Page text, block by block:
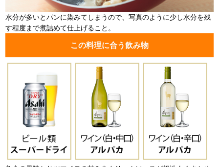
水分が多いとパンに染みてしまうので、写真のように少し水分を残
す程度まで煮詰めて仕上げること。
この料理に合う飲み物